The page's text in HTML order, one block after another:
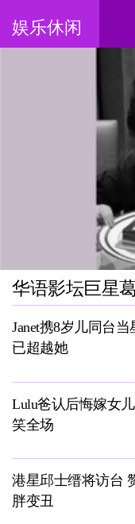
娱乐休闲
华语影坛巨星
Janet携8岁儿同台
已超越她
Lulu爸认后悔嫁女
笑全场
港星邱士缙将访台
胖变丑